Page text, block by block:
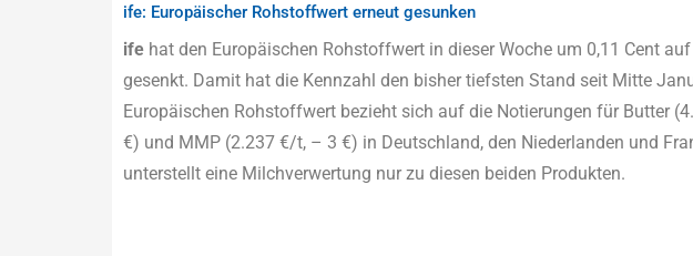
ife: Europäischer Rohstoffwert erneut gesunken
ifehat den Europäischen Rohstoffwert in dieser Woche um 0,11 Cent auf
gesenkt. Damit hat die Kennzahl den bisher tiefsten Stand seit Mitte
Europäischen Rohstoffwert bezieht sich auf die Notierungen für Butter
€) und MMP (2.237 €/t, – 3 €) in Deutschland, den Niederlanden und
unterstellt eine Milchverwertung nur zu diesen beiden Produkten.